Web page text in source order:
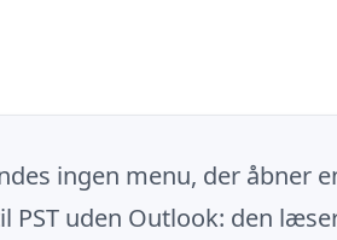
ingen menu, der åbner
uden Outlook: den